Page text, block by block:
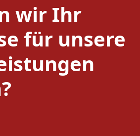
wir Ihr
für unsere